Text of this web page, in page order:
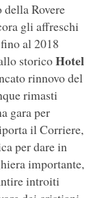
Rovere
gli affreschi
al 2018
storicoHotel
rinnovo del
rimasti
gara per
il Corriere,
per dare in
importante,
introiti